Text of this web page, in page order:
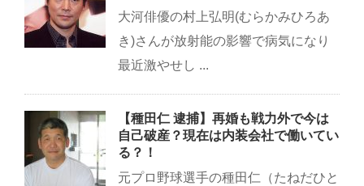
大河俳優の村上弘明(むらかみひろあ
き)さんが放射能の影響で病気になり
最近激やせし ...
【種田仁 逮捕】再婚も戦力外で今は
自己破産？現在は内装会社で働いてい
る？！
元プロ野球選手の種田仁（たねだひと